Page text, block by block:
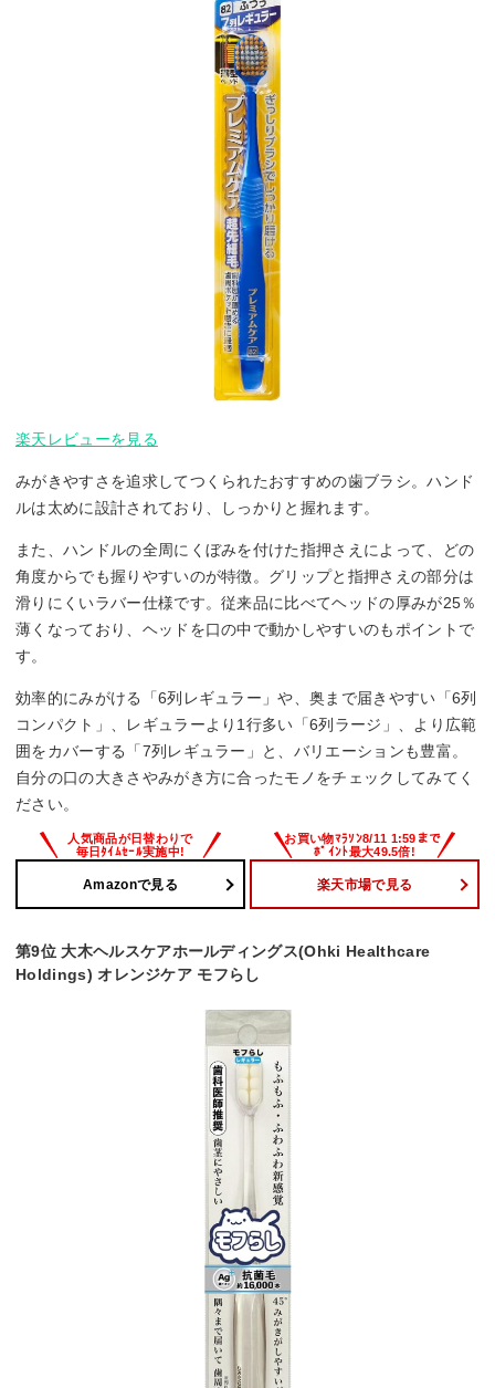
楽天レビューを見る
みがきやすさを追求してつくられたおすすめの歯ブラシ。ハンド
ルは太めに設計されており、しっかりと握れます。
また、ハンドルの全周にくぼみを付けた指押さえによって、どの
角度からでも握りやすいのが特徴。グリップと指押さえの部分は
滑りにくいラバー仕様です。従来品に比べてヘッドの厚みが25％
薄くなっており、ヘッドを口の中で動かしやすいのもポイントで
す。
効率的にみがける「6列レギュラー」や、奥まで届きやすい「6列
コンパクト」、レギュラーより1行多い「6列ラージ」、より広範
囲をカバーする「7列レギュラー」と、バリエーションも豊富。
自分の口の大きさやみがき方に合ったモノをチェックしてみてく
ださい。
Amazonで見る 楽天市場で見る
第9位 大木ヘルスケアホールディングス(Ohki Healthcare
Holdings) オレンジケア モフらし